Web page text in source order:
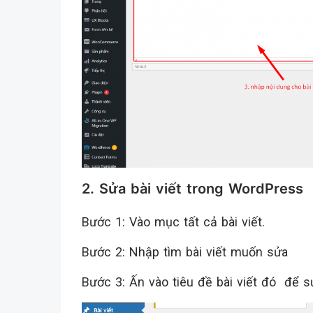
2. Sửa bài viết trong WordPress
Bước 1: Vào mục tất cả bài viết.
Bước 2: Nhập tìm bài viết muốn sửa
Bước 3: Ấn vào tiêu đề bài viết đó để